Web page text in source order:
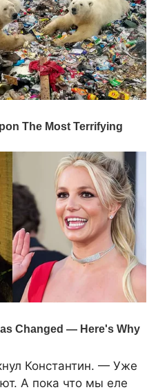
Константин. — Уже
А пока что мы еле